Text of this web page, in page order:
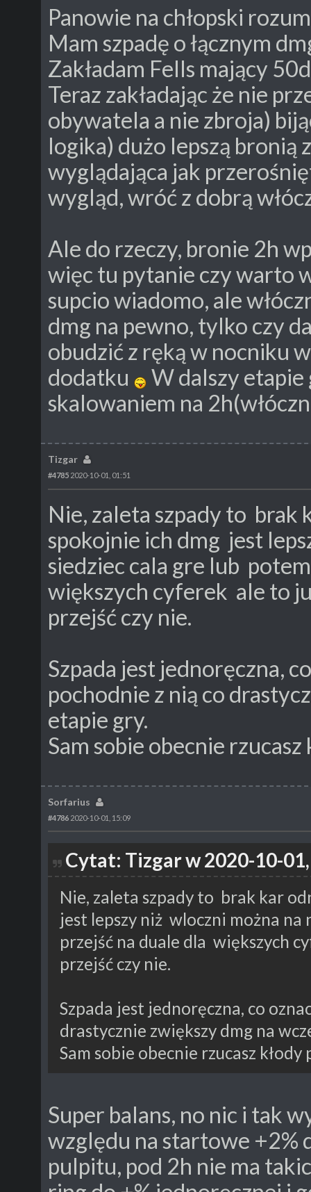
Panowie na chłopski
Mam szpadę o łącznym
Zakładam Fells mający
Teraz zakładając że nie
obywatela a nie zbroja)
logika) dużo lepszą bronią
wyglądająca jak
wygląd, wróć z dobrą
Ale do rzeczy, bronie 2h
więc tu pytanie czy warto
supcio wiadomo, ale
dmg na pewno, tylko czy
obudzić z ręką w nocniku
dodatku
W dalszy etapie
skalowaniem na
Tizgar
#4785 2020-10-01, 01:51
Nie, zaleta szpady to brak
spokojnie ich dmg jest
siedziec cala gre lub
większych cyferek ale to
przejść czy nie.
Szpada jest jednoręczna,
pochodnie z nią co
etapie gry.
Sam sobie obecnie rzucasz
Sorfarius
#4786 2020-10-01, 15:09
Cytat: Tizgar w 2020-10-
Nie, zaleta szpady to brak kar
jest lepszy niż wloczni można
przejść na duale dla większych
przejść czy nie.
Szpada jest jednoręczna, co
drastycznie zwiększy dmg na
Sam sobie obecnie rzucasz kłody
Super balans, no nic i tak
względu na startowe +2%
pulpitu, pod 2h nie ma